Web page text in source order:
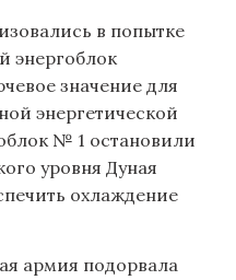
в попытке
энергоблок
значение для
энергетической
№ 1 остановили
уровня Дуная
охлаждение
армия подорвала